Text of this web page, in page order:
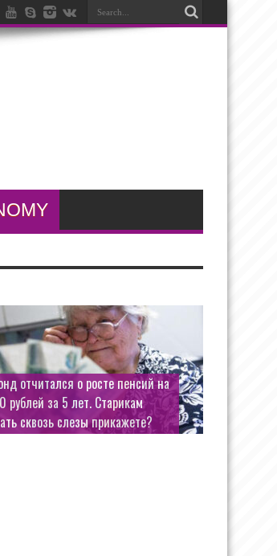
отчитался о росте пенсий на
рублей за 5 лет. Старикам
сквозь слезы прикажете?